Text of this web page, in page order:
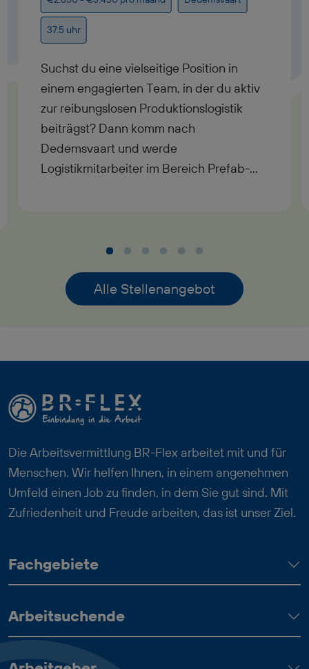
37.5 uhr
Suchst du eine vielseitige Position in
einem engagierten Team, in der du aktiv
zur reibungslosen Produktionslogistik
beiträgst? Dann komm nach
Dedemsvaart und werde
Logistikmitarbeiter im Bereich Prefab-
Alle Stellenangebot
Die Arbeitsvermittlung BR-Flex arbeitet mit und für
Menschen. Wir helfen Ihnen, in einem angenehmen
Umfeld einen Job zu finden, in dem Sie gut sind. Mit
Zufriedenheit und Freude arbeiten, das ist unser Ziel.
Fachgebiete
Arbeitsuchende